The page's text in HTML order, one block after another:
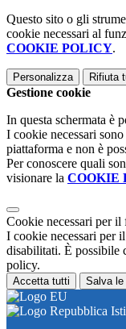
Questo sito o gli
cookie necessari al
COOKIE POLICY.
Personalizza Rifiuta
Gestione cookie
In questa schermata è
I cookie necessari
piattaforma e non è
Per conoscere quali
visionare la COOKIE
Cookie necessari per il
I cookie necessari per
disabilitati. È possibile
policy.
Accetta tutti Salva le